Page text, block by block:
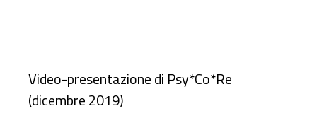
Video-presentazione di Psy*Co*Re
(dicembre 2019)